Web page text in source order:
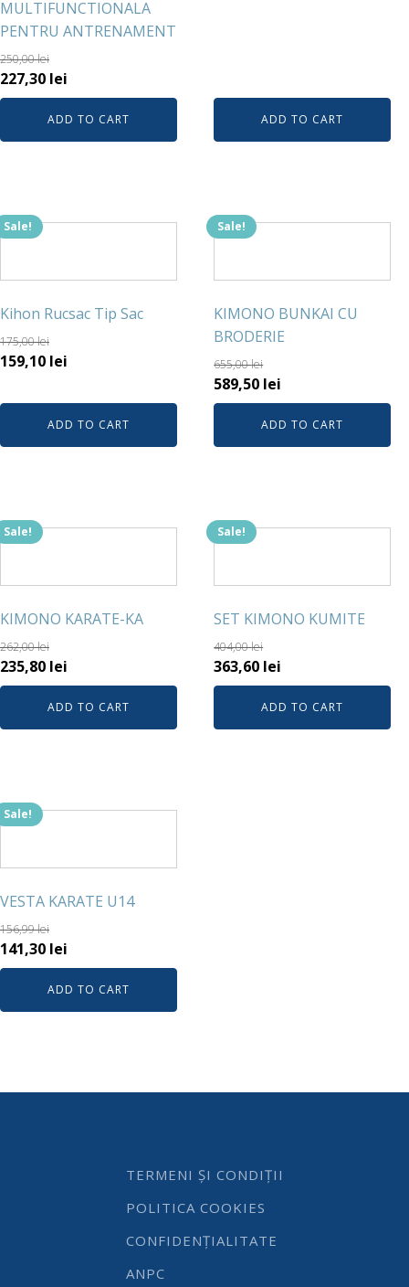
MULTIFUNCTIONALA
PENTRU ANTRENAMENT
250,00lei
227,30 lei
ADD TO CART ADD TO CART
Sale!
Kihon Rucsac Tip Sac
175,00lei
159,10 lei
ADD TO CART
Sale!
KIMONO BUNKAI CU
BRODERIE
655,00lei
589,50 lei
ADD TO CART
Sale!
KIMONO KARATE-KA
262,00lei
235,80 lei
ADD TO CART
Sale!
SET KIMONO KUMITE
404,00lei
363,60 lei
ADD TO CART
Sale!
VESTA KARATE U14
156,99lei
141,30 lei
ADD TO CART
TERMENI ȘI CONDIȚII
POLITICA COOKIES
CONFIDENȚIALITATE
ANPC